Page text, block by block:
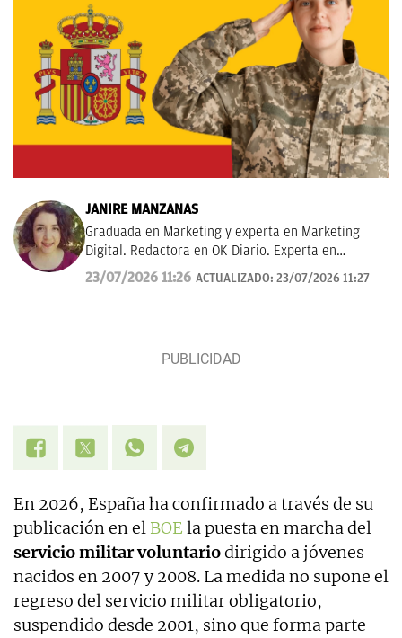
JANIRE MANZANAS
Graduada en Marketing y experta en Marketing
Digital. Redactora en OK Diario. Experta en
curiosidades, mascotas, consumo y Lotería de
Navidad.
23/07/2026 11:26 ACTUALIZADO: 23/07/2026 11:27
En 2026, España ha confirmado a través de su
publicación en el BOE la puesta en marcha del
servicio militar voluntariodirigido a jóvenes
nacidos en 2007 y 2008. La medida no supone el
regreso del servicio militar obligatorio,
suspendido desde 2001, sino que forma parte